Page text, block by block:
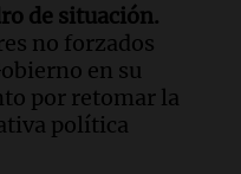
de situación.
no forzados
en su
por retomar la
política